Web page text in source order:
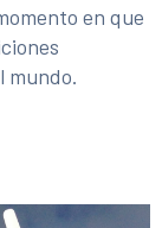
en que
mundo.